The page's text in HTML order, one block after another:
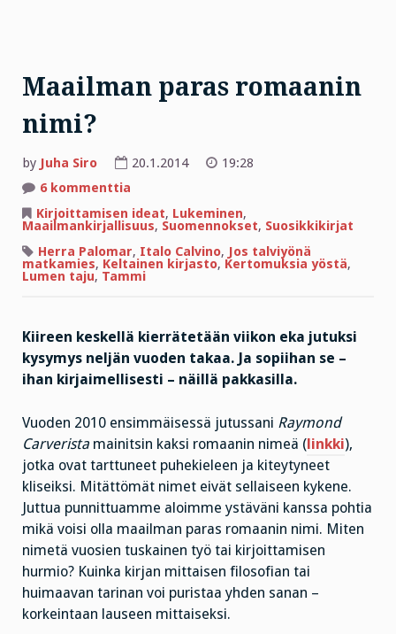
Maailman paras romaanin
nimi?
by Juha Siro 20.1.2014
19:28
6 kommenttia
paras
romaanin
nimi?
Kirjoittamisen ideat, Lukeminen,
Maailmankirjallisuus, Suomennokset, Suosikkikirjat
Herra Palomar, Italo Calvino, Jos talviyönä
matkamies, Keltainen kirjasto, Kertomuksia yöstä,
Lumen taju, Tammi
Kiireen keskellä kierrätetään viikon eka jutuksi
kysymys neljän vuoden takaa. Ja sopiihan se –
ihan kirjaimellisesti – näillä pakkasilla.
Vuoden 2010 ensimmäisessä jutussani Raymond
Carverista mainitsin kaksi romaanin nimeä (linkki),
jotka ovat tarttuneet puhekieleen ja kiteytyneet
kliseiksi. Mitättömät nimet eivät sellaiseen kykene.
Juttua punnittuamme aloimme ystäväni kanssa pohtia
mikä voisi olla maailman paras romaanin nimi. Miten
nimetä vuosien tuskainen työ tai kirjoittamisen
hurmio? Kuinka kirjan mittaisen filosofian tai
huimaavan tarinan voi puristaa yhden sanan –
korkeintaan lauseen mittaiseksi.